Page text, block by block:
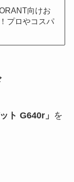
向けお
プロやコスパ
ト G640r」
を